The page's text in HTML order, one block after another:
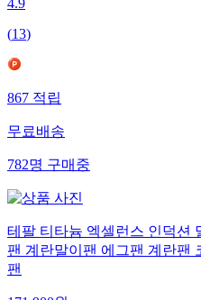
4.9
(13)
867적립
무료배송
782명구매중
테팔 티타늄 엑셀런스 인덕션
팬 계란말이팬 에그팬 계란팬
팬